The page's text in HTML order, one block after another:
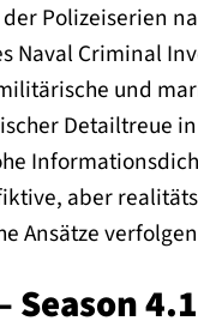
der Polizeiserien
Naval Criminal
und
Detailtreue
aber
Ansätze
Season